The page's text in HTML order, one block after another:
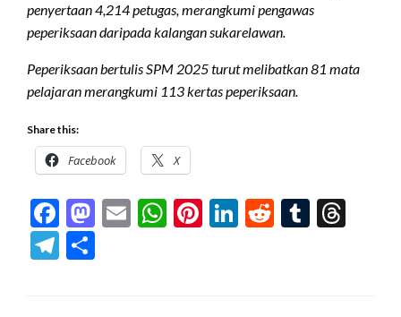
penyertaan 4,214 petugas, merangkumi pengawas
peperiksaan daripada kalangan sukarelawan.
Peperiksaan bertulis SPM 2025 turut melibatkan 81 mata
pelajaran merangkumi 113 kertas peperiksaan.
Share this:
Facebook X
Facebook
Mastodon
EmailWhatsApp
Pinterest
LinkedIn
RedditTumblr
Telegram